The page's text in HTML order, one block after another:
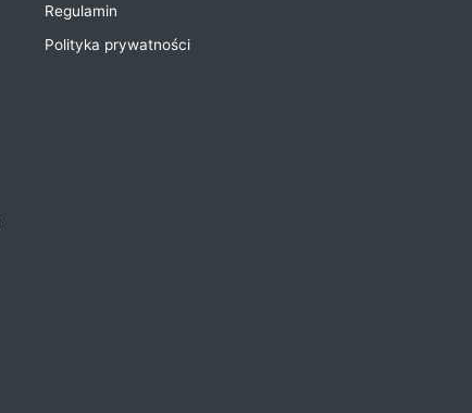
Regulamin
Polityka prywatności